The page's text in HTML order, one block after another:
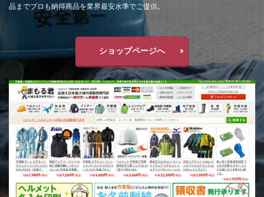
品までプロも納得商品を業界最安水準でご提供。
ショップページへ